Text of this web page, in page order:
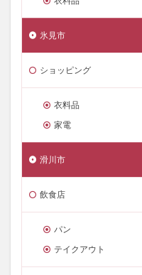
氷見市
ショッピング
衣料品
家電
滑川市
飲食店
パン
テイクアウト